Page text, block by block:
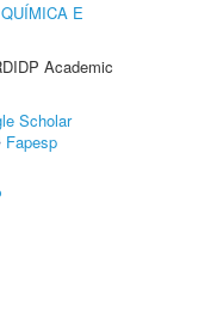
E
Academic
Scholar
Fapesp